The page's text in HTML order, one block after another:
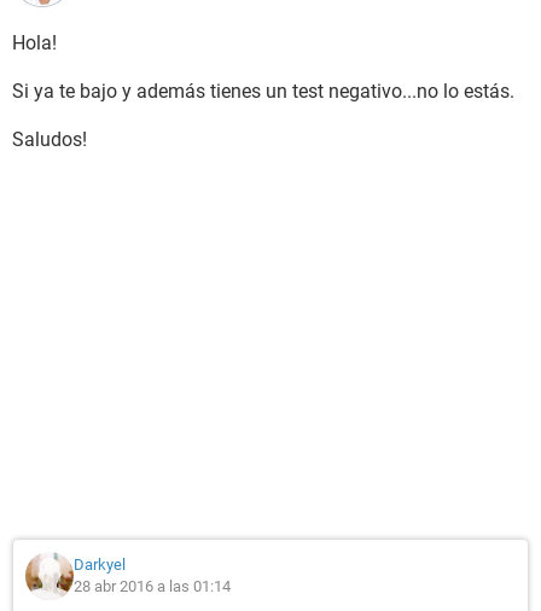
Hola!
Si ya te bajo y además tienes un test negativo...no lo estás.
Saludos!
Darkyel
28 abr 2016 a las 01:14